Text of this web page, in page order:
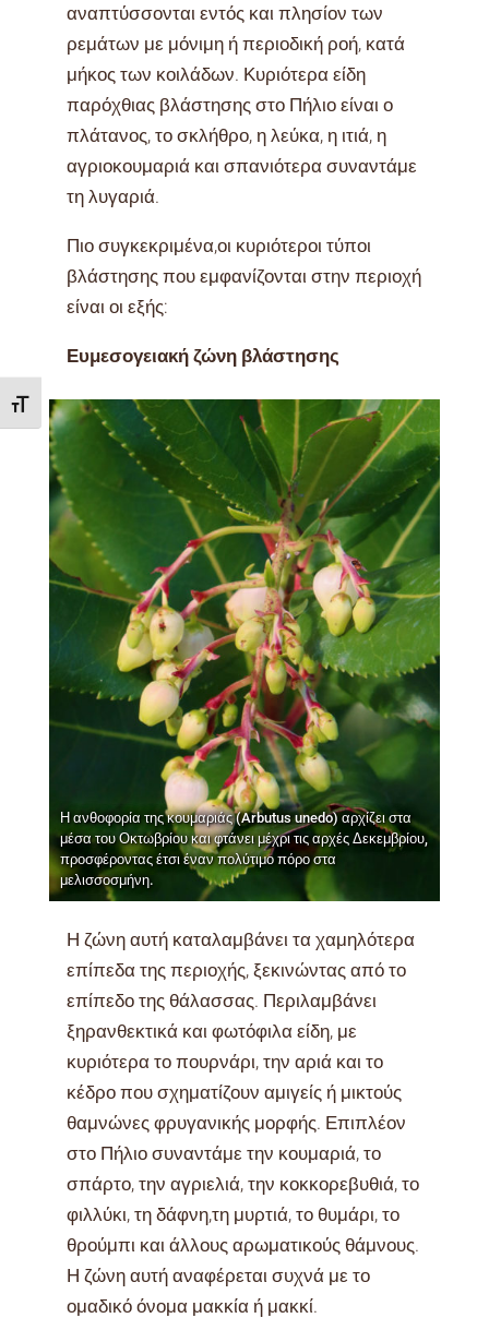
Εναλλαγή Μεγέθους Γραμμάτων
αναπτύσσονται εντός και πλησίον των
ρεμάτων με μόνιμη ή περιοδική ροή, κατά
μήκος των κοιλάδων. Κυριότερα είδη
παρόχθιας βλάστησης στο Πήλιο είναι ο
πλάτανος, το σκλήθρο, η λεύκα, η ιτιά, η
αγριοκουμαριά και σπανιότερα συναντάμε
τη λυγαριά.
Πιο συγκεκριμένα,οι κυριότεροι τύποι
βλάστησης που εμφανίζονται στην περιοχή
είναι οι εξής:
Ευμεσογειακή ζώνη βλάστησης
Η ανθοφορία της κουμαριάς (Arbutus unedo) αρχίζει στα
μέσα του Οκτωβρίου και φτάνει μέχρι τις αρχές Δεκεμβρίου,
προσφέροντας έτσι έναν πολύτιμο πόρο στα
μελισσοσμήνη.
Η ζώνη αυτή καταλαμβάνει τα χαμηλότερα
επίπεδα της περιοχής, ξεκινώντας από το
επίπεδο της θάλασσας. Περιλαμβάνει
ξηρανθεκτικά και φωτόφιλα είδη, με
κυριότερα το πουρνάρι, την αριά και το
κέδρο που σχηματίζουν αμιγείς ή μικτούς
θαμνώνες φρυγανικής μορφής. Επιπλέον
στο Πήλιο συναντάμε την κουμαριά, το
σπάρτο, την αγριελιά, την κοκκορεβυθιά, το
φιλλύκι, τη δάφνη,τη μυρτιά, το θυμάρι, το
θρούμπι και άλλους αρωματικούς θάμνους.
Η ζώνη αυτή αναφέρεται συχνά με το
ομαδικό όνομα μακκία ή μακκί.